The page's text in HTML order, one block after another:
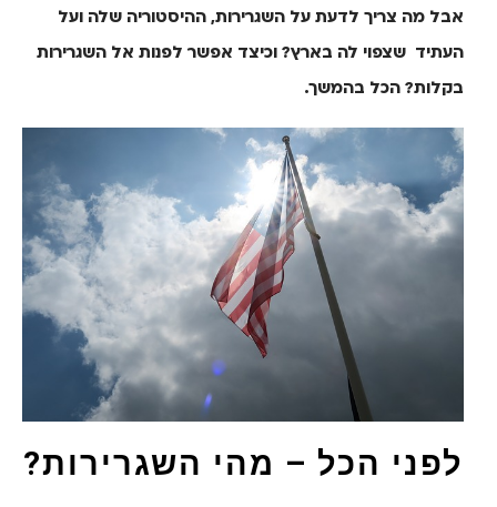
אבל מה צריך לדעת על השגרירות, ההיסטוריה שלה ועל
העתיד שצפוי לה בארץ? וכיצד אפשר לפנות אל השגרירות
בקלות? הכל בהמשך.
לפני הכל – מהי השגרירות?